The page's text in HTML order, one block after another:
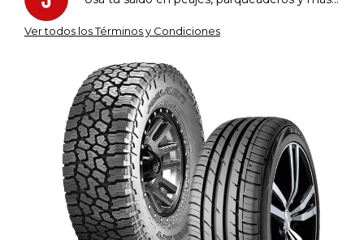
Ver todos los Términos y Condiciones